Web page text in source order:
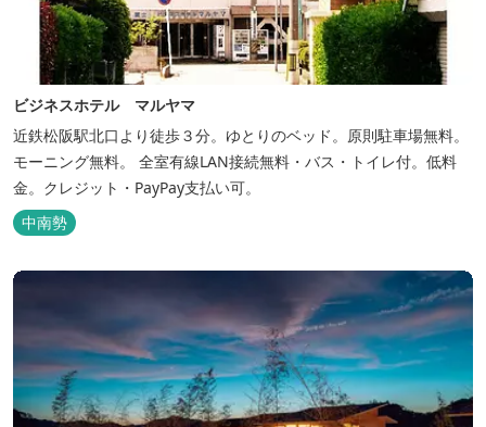
ビジネスホテル マルヤマ
近鉄松阪駅北口より徒歩３分。ゆとりのベッド。原則駐車場無料。
モーニング無料。 全室有線LAN接続無料・バス・トイレ付。低料
金。クレジット・PayPay支払い可。
中南勢